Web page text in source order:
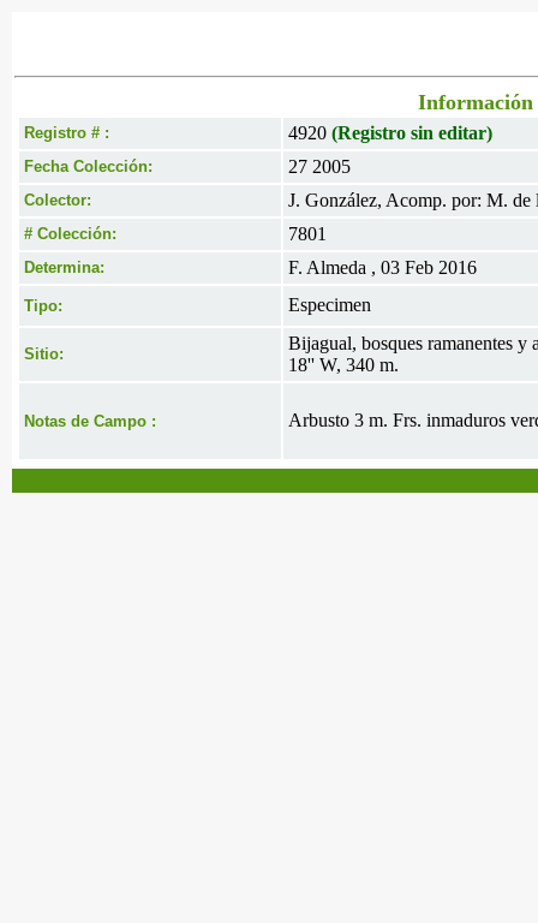
Información
Registro # : 4920 (Registro sin editar)
Fecha Colección: 27 2005
Colector: J. González, Acomp. por: M. de
# Colección: 7801
Determina: F. Almeda , 03 Feb 2016
Tipo: Especimen
Sitio:
Bijagual, bosques ramanentes
18'' W, 340 m.
Notas de Campo : Arbusto 3 m. Frs. inmaduros